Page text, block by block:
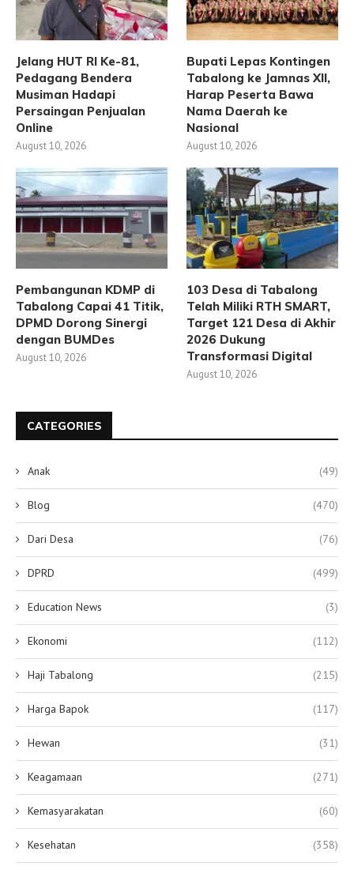
Jelang HUT RI Ke-81,
Pedagang Bendera
Musiman Hadapi
Persaingan Penjualan
Online
August 10, 2026
Bupati Lepas Kontingen
Tabalong ke Jamnas XII,
Harap Peserta Bawa
Nama Daerah ke
Nasional
August 10, 2026
Pembangunan KDMP di
Tabalong Capai 41 Titik,
DPMD Dorong Sinergi
dengan BUMDes
August 10, 2026
103 Desa di Tabalong
Telah Miliki RTH SMART,
Target 121 Desa di Akhir
2026 Dukung
Transformasi Digital
August 10, 2026
CATEGORIES
Anak (49)
Blog (470)
Dari Desa (76)
DPRD (499)
Education News (3)
Ekonomi (112)
Haji Tabalong (215)
Harga Bapok (117)
Hewan (31)
Keagamaan (271)
Kemasyarakatan (60)
Kesehatan (358)